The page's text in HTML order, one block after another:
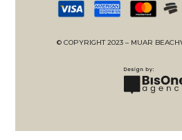
© COPYRIGHT 2023 – MUAR